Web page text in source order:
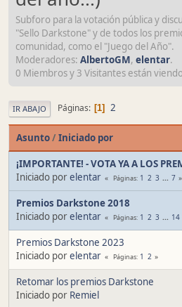
Subforo para la votación pública y
"Sello Darkstone" y de todos los
comunidad, como el "Juego del Año".
Moderadores: AlbertoGM, elentar.
0 Miembros y 3 Visitantes están
IR ABAJO Páginas 1 2
Asunto/Iniciado por
¡IMPORTANTE! - VOTA YA A LOS
Iniciado porelentar Páginas 1 2 3 ... 7
Premios Darkstone 2018
Iniciado porelentar Páginas 1 2 3 ... 14
Premios Darkstone 2023
Iniciado porelentar Páginas 1 2
Retomar los premios Darkstone
Iniciado por Remiel